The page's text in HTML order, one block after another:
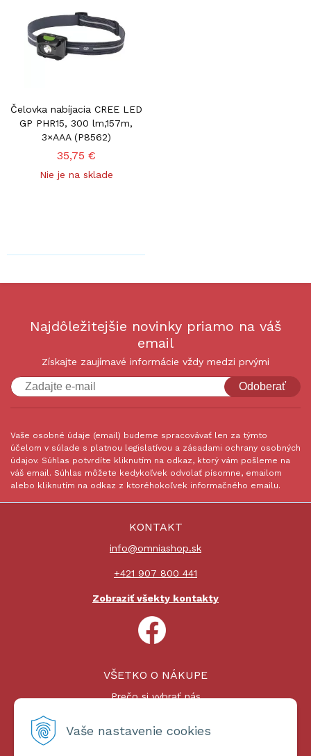
Vaše nastavenie cookies
Čelovka nabíjacia CREE LED
GP PHR15, 300 lm,157m,
3×AAA (P8562)
35,75 €
Nie je na sklade
Najdôležitejšie novinky priamo na váš
email
Získajte zaujímavé informácie vždy medzi prvými
Odoberať
Vaše osobné údaje (email) budeme spracovávať len za týmto
účelom v súlade s platnou legislatívou a zásadami ochrany osobných
údajov. Súhlas potvrdíte kliknutím na odkaz, ktorý vám pošleme na
váš email. Súhlas môžete kedykoľvek odvolať písomne, emailom
alebo kliknutím na odkaz z ktoréhokoľvek informačného emailu.
KONTAKT
info@omniashop.sk
+421 907 800 441
Zobraziť všekty kontakty
VŠETKO O NÁKUPE
Prečo si vybrať nás
Platby a doprava